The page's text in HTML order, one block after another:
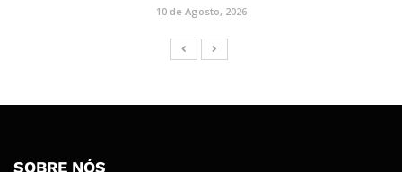
10 de Agosto, 2026
SOBRE NÓS